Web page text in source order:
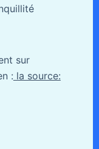
sur
: la source: